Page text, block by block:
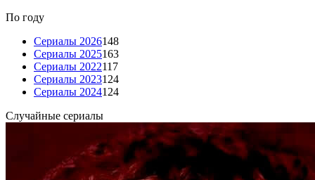
По году
Сериалы 2026148
Сериалы 2025163
Сериалы 2022117
Сериалы 2023124
Сериалы 2024124
Случайные сериалы